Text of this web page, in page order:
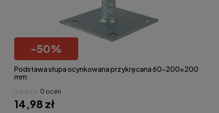
-50%
Podstawa słupa ocynkowana przykręcana 60-200x200
mm
0 ocen
14,98 zł